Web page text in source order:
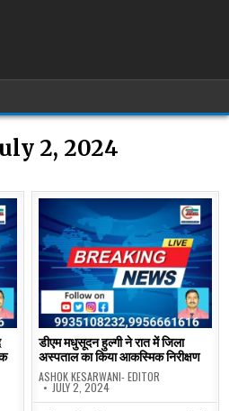
2, 2024
डीएम मधुसूदन हुल्गी ने रात में जिला
अस्पताल का किया आकस्मिक निरीक्षण
ASHOK KESARWANI- EDITOR
JULY 2, 2024